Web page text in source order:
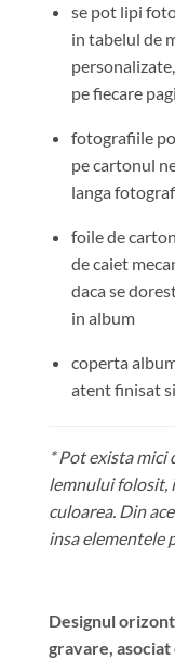
se pot lipi
in tabelul de
pe fiecare
fotografiile
pe cartonul
langa
foile de
de caiet
daca se
in album
coperta
atent finisat
* Pot exista
lemnului folosit,
culoarea. Din
insa elementele
Designul
gravare, asociat